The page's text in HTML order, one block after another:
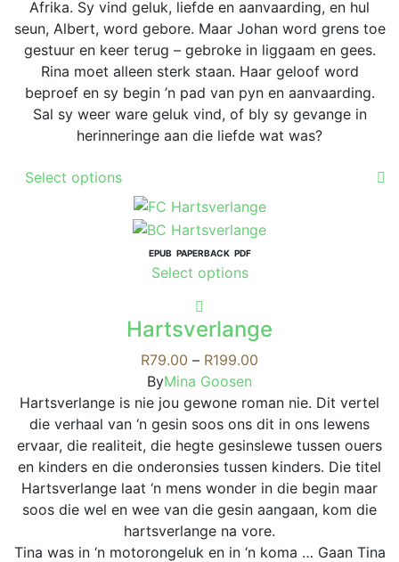
page
be
chosen
on
the
product
page
R189.00
Afrika. Sy vind geluk, liefde en aanvaarding, en hul
seun, Albert, word gebore. Maar Johan word grens toe
gestuur en keer terug – gebroke in liggaam en gees.
Rina moet alleen sterk staan. Haar geloof word
beproef en sy begin ’n pad van pyn en aanvaarding.
Sal sy weer ware geluk vind, of bly sy gevange in
herinneringe aan die liefde wat was?
Select options
product
has
multiple
variants.
The
may
be
chosen
on
the
product
page
EPUB PAPERBACK PDF
Select optionsThis
multiple
variants.
The
options
may
be
chosen
on
the
product
page
Hartsverlange
R79.00 – R199.00
R79.00
through
R199.00
ByMina Goosen
Hartsverlange is nie jou gewone roman nie. Dit vertel
die verhaal van ‘n gesin soos ons dit in ons lewens
ervaar, die realiteit, die hegte gesinslewe tussen ouers
en kinders en die onderonsies tussen kinders. Die titel
Hartsverlange laat ‘n mens wonder in die begin maar
soos die wel en wee van die gesin aangaan, kom die
hartsverlange na vore.
Tina was in ‘n motorongeluk en in ‘n koma … Gaan Tina